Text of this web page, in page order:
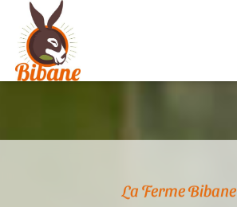
content
La Ferme Bibane